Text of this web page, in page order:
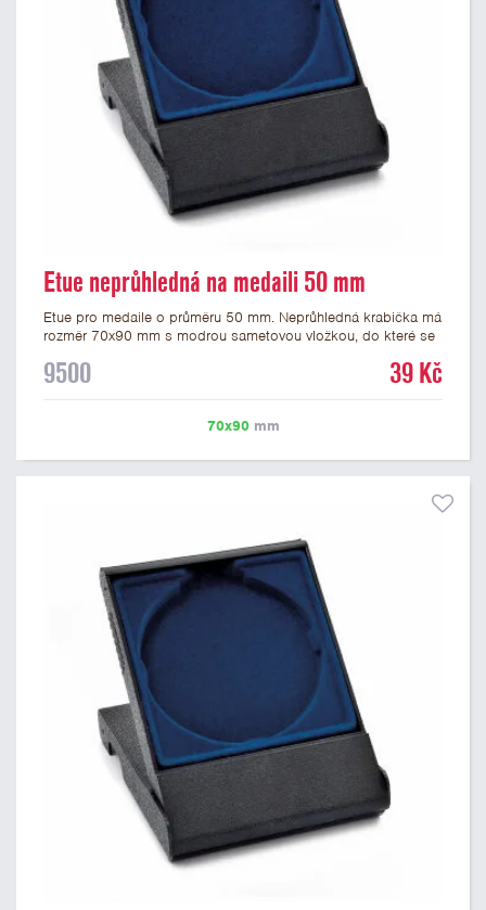
Etue neprůhledná na medaili 50 mm
Etue pro medaile o průměru 50 mm. Neprůhledná krabička má
rozměr 70x90 mm s modrou sametovou vložkou, do které se
významné sportovní či kulturní události.
9500 39 Kč
70x90mm